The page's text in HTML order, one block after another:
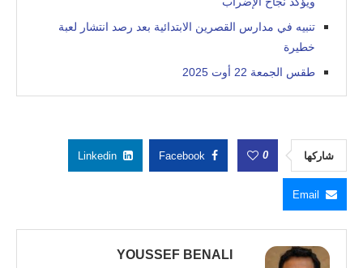
تنبيه في مدارس القصرين الابتدائية بعد رصد انتشار لعبة
خطيرة
طقس الجمعة 22 أوت 2025
شاركها 0
Facebook
Linkedin
Email
YOUSSEF BENALI